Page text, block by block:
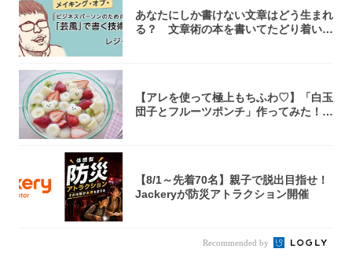
あなたにしか書けない文章はどう生まれ
る？ 文章術の本を書いてたどり着いた
【アレを使って極上もちふわ♡】「白玉
団子とフルーツポンチ」作ってみた！サ
【8/1～先着70名】親子で脱出目指せ！
Jackeryが防災アトラクション開催
Recommended by